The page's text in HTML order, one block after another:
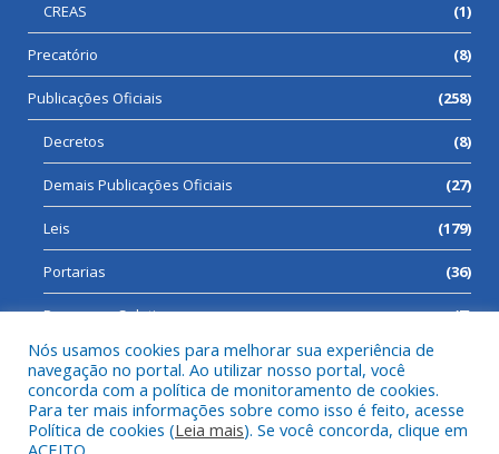
CREAS (1)
Precatório (8)
Publicações Oficiais (258)
Decretos (8)
Demais Publicações Oficiais (27)
Leis (179)
Portarias (36)
Processos Seletivos (7)
Todos os direitos reservados a Prefeitura Municipal de Cumaru
do Norte.
Nós usamos cookies para melhorar sua experiência de
navegação no portal. Ao utilizar nosso portal, você
concorda com a política de monitoramento de cookies.
Para ter mais informações sobre como isso é feito, acesse
Política de cookies (Leia mais). Se você concorda, clique em
ACEITO.